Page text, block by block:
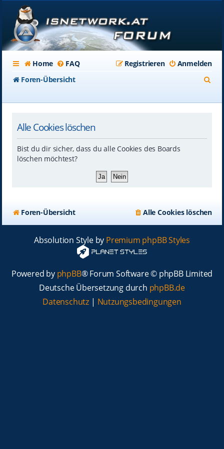
Home FAQ Anmelden
Registrieren
Foren-Übersicht
Alle Cookies löschen
Bist du dir sicher, dass du alle Cookies des Boards
löschen möchtest?
Foren-Übersicht Alle Cookies löschen
Absolution Style by Premium phpBB Styles
Powered by phpBB® Forum Software © phpBB Limited
Deutsche Übersetzung durch phpBB.de
Datenschutz | Nutzungsbedingungen